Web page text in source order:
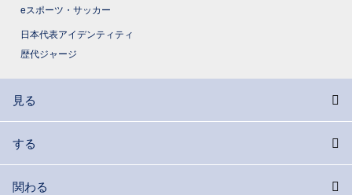
eスポーツ・サッカー
日本代表アイデンティティ
歴代ジャージ
見る
する
関わる